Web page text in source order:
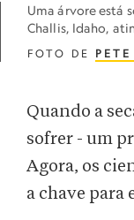
Uma árvore está
Challis, Idaho,
FOTO DE
Quando a
sofrer - um
Agora, os
a chave para